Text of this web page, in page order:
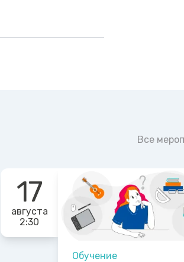
Все
17
августа
2:30
Обучение